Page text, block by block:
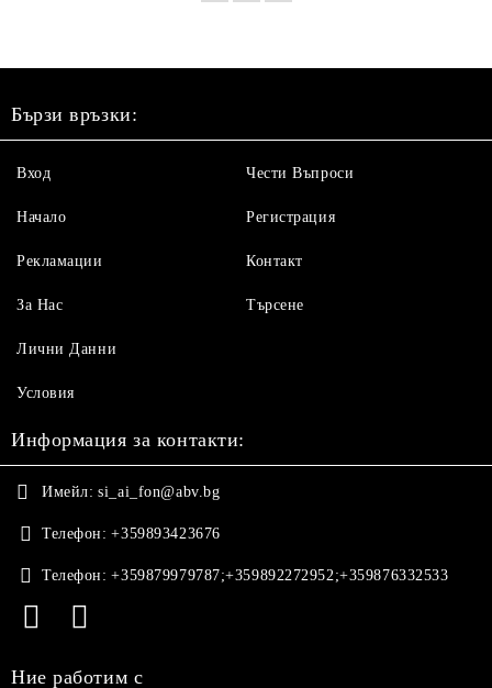
Бързи връзки:
Вход
Начало
Рекламации
За Нас
Чести Въпроси
Регистрация
Контакт
Търсене
Лични Данни
Условия
Информация за контакти:
Имейл: si_ai_fon@abv.bg
Телефон: +359893423676
Телефон: +359879979787;+359892272952;+359876332533
Ние работим с